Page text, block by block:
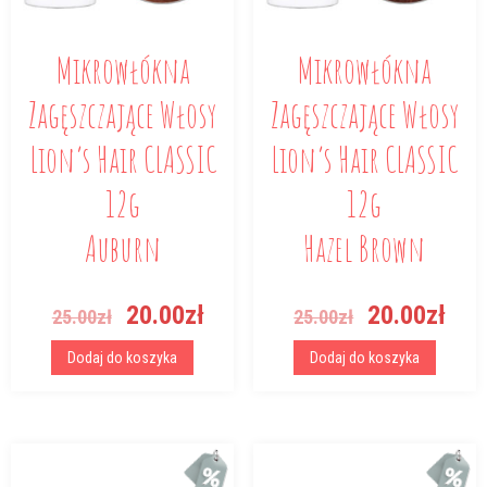
Mikrowłókna
Zagęszczające Włosy
Lion’s Hair CLASSIC
12g
Auburn
25.00zł
Pierwotna
cena
wynosiła:
20.00zł
Dodaj do koszyka
Mikrowłókna
Zagęszczające Włosy
Lion’s Hair CLASSIC
12g
Hazel Brown
25.00zł
Pierwotna
cena
wynosiła:
20.00zł
Dodaj do koszyka